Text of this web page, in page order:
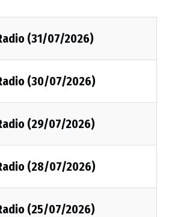
(31/07/2026)
(30/07/2026)
(29/07/2026)
(28/07/2026)
(25/07/2026)